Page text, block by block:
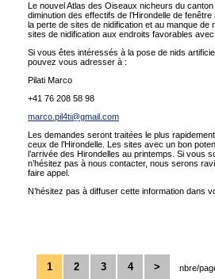
Le nouvel Atlas des Oiseaux nicheurs du
diminution des effectifs de l’Hirondelle de
la perte de sites de nidification et au manque
sites de nidification aux endroits favorables
Si vous êtes intéressés à la pose de nids
pouvez vous adresser à :
Pilati Marco
+41 76 208 58 98
marco.pil4ti@gmail.com
Les demandes seront traitées le plus
ceux de l’Hirondelle. Les sites avec un bon
l’arrivée des Hirondelles au printemps. Si vous
n’hésitez pas à nous contacter, nous serons
faire appel.
N’hésitez pas à diffuser cette information dans
1 2 3 4 > nbre/